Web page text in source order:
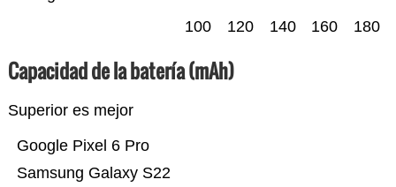
100 120 140 160 180
Capacidad de la batería (mAh)
Superior es mejor
Samsung Galaxy S22
Google Pixel 6 Pro